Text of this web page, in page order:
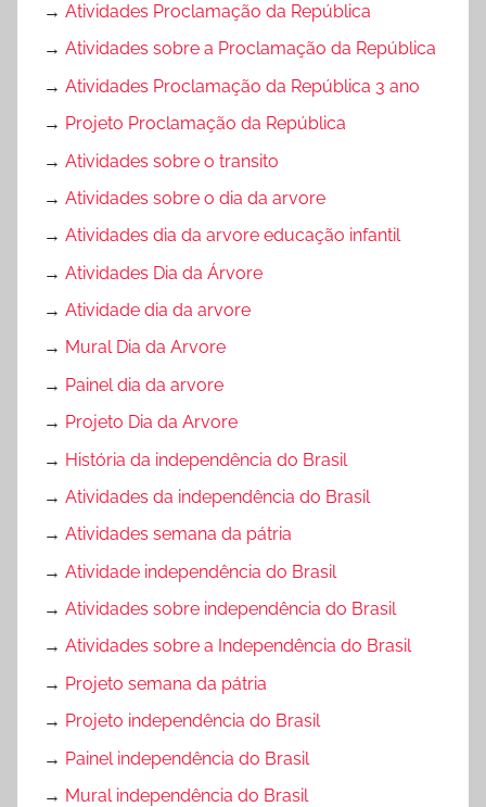
→ Atividades Proclamação da República
→ Atividades sobre a Proclamação da República
→ Atividades Proclamação da República 3 ano
→ Projeto Proclamação da República
→ Atividades sobre o transito
→ Atividades sobre o dia da arvore
→ Atividades dia da arvore educação infantil
→ Atividades Dia da Árvore
→ Atividade dia da arvore
→ Mural Dia da Arvore
→ Painel dia da arvore
→ Projeto Dia da Arvore
→ História da independência do Brasil
→ Atividades da independência do Brasil
→ Atividades semana da pátria
→ Atividade independência do Brasil
→ Atividades sobre independência do Brasil
→ Atividades sobre a Independência do Brasil
→ Projeto semana da pátria
→ Projeto independência do Brasil
→ Painel independência do Brasil
→ Mural independência do Brasil